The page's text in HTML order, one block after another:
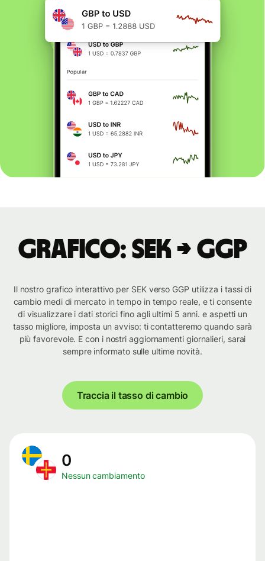
Grafico: SEK → GGP
Il nostro grafico interattivo per SEK verso GGP utilizza i tassi di
cambio medi di mercato in tempo in tempo reale, e ti consente
di visualizzare i dati storici fino agli ultimi 5 anni. e aspetti un
tasso migliore, imposta un avviso: ti contatteremo quando sarà
più favorevole. E con i nostri aggiornamenti giornalieri, sarai
sempre informato sulle ultime novità.
Traccia il tasso di cambio
0
Nessun cambiamento